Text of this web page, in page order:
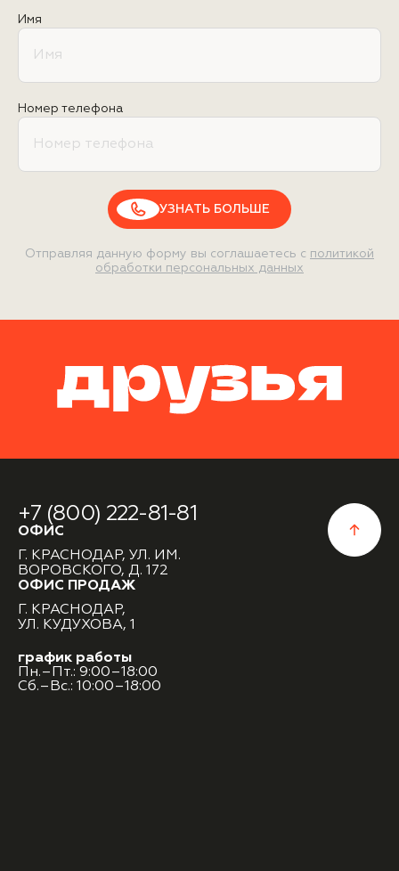
Имя
Номер телефона
УЗНАТЬ БОЛЬШЕ
Отправляя данную форму вы соглашаетесь с политикой
обработки персональных данных
+7 (800) 222-81-81
ОФИС
Г. КРАСНОДАР, УЛ. ИМ.
ВОРОВСКОГО, Д. 172
ОФИС ПРОДАЖ
Г. КРАСНОДАР,
УЛ. КУДУХОВА, 1
график работы
Пн.–Пт.: 9:00–18:00
Сб.–Вс.: 10:00–18:00